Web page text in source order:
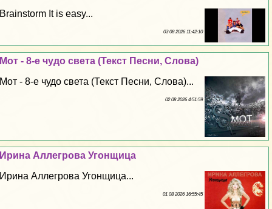
Brainstorm It is easy...
03 08 2026 11:42:10
Мот - 8-е чудо света (Текст Песни, Слова)
Мот - 8-е чудо света (Текст Песни, Слова)...
02 08 2026 4:51:59
Ирина Аллегрова Угонщица
Ирина Аллегрова Угонщица...
01 08 2026 16:55:45